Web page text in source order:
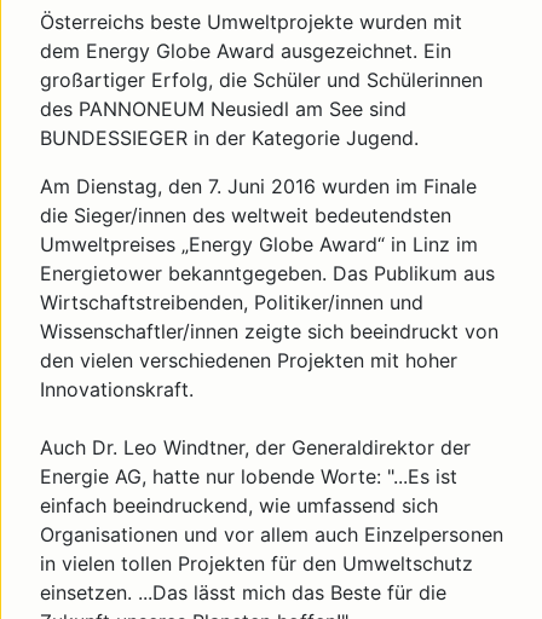
Österreichs beste Umweltprojekte wurden mit
dem Energy Globe Award ausgezeichnet. Ein
großartiger Erfolg, die Schüler und Schülerinnen
des PANNONEUM Neusiedl am See sind
BUNDESSIEGER in der Kategorie Jugend.
Am Dienstag, den 7. Juni 2016 wurden im Finale
die Sieger/innen des weltweit bedeutendsten
Umweltpreises „Energy Globe Award“ in Linz im
Energietower bekanntgegeben. Das Publikum aus
Wirtschaftstreibenden, Politiker/innen und
Wissenschaftler/innen zeigte sich beeindruckt von
den vielen verschiedenen Projekten mit hoher
Innovationskraft.
Auch Dr. Leo Windtner, der Generaldirektor der
Energie AG, hatte nur lobende Worte: "...Es ist
einfach beeindruckend, wie umfassend sich
Organisationen und vor allem auch Einzelpersonen
in vielen tollen Projekten für den Umweltschutz
einsetzen. ...Das lässt mich das Beste für die